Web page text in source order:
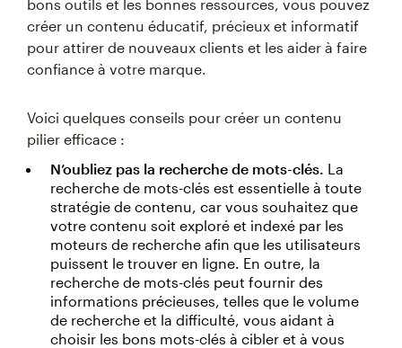
bons outils et les bonnes ressources, vous pouvez
créer un contenu éducatif, précieux et informatif
pour attirer de nouveaux clients et les aider à faire
confiance à votre marque.
Voici quelques conseils pour créer un contenu
pilier efficace :
N’oubliez pas la recherche de mots-clés. La
recherche de mots-clés est essentielle à toute
stratégie de contenu, car vous souhaitez que
votre contenu soit exploré et indexé par les
moteurs de recherche afin que les utilisateurs
puissent le trouver en ligne. En outre, la
recherche de mots-clés peut fournir des
informations précieuses, telles que le volume
de recherche et la difficulté, vous aidant à
choisir les bons mots-clés à cibler et à vous